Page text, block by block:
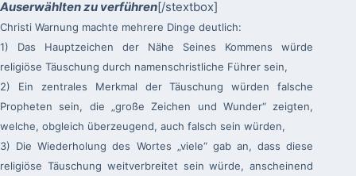
Auserwählten zu verführen[/stextbox]
Christi Warnung machte mehrere Dinge deutlich:
1)
Das Hauptzeichen der Nähe Seines Kommens würde
religiöse Täuschung durch namenschristliche Führer sein,
2)
Ein zentrales Merkmal der Täuschung würden falsche
Propheten sein, die „große Zeichen und Wunder“ zeigten,
welche, obgleich überzeugend, auch falsch sein würden,
3) Die Wiederholung des Wortes „viele“ gab an, dass diese
religiöse Täuschung weitverbreitet sein würde, anscheinend